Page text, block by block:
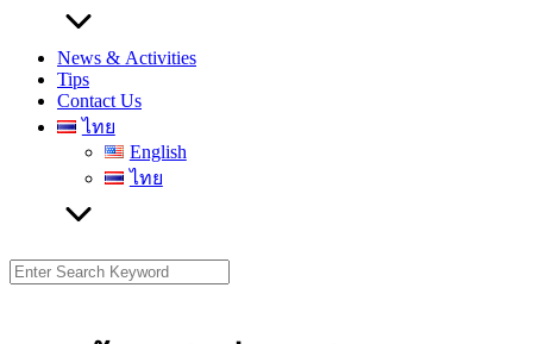
News & Activities
Tips
Contact Us
ไทย
English
ไทย
Search
for: